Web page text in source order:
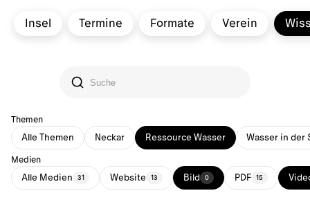
Insel Termine Formate Verein
Themen
Alle Themen Neckar Ressource Wasser Wasser in der
Medien
Alle Medien 31 Website 13 Bild 0 PDF 15